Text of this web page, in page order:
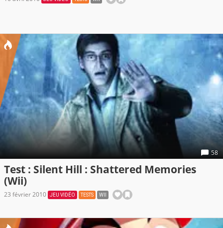
58
Test : Silent Hill : Shattered Memories
(Wii)
23 février 2010 JEU VIDÉO TESTS WII